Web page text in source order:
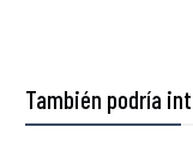
También podría